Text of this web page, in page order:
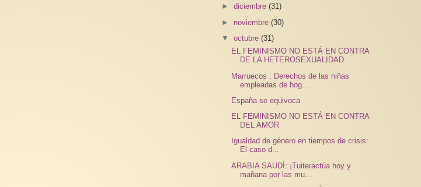
►diciembre(31)
► noviembre(30)
▼octubre(31)
EL FEMINISMO NO ESTÁ EN CONTRA
DE LA HETEROSEXUALIDAD
Marruecos : Derechos de las niñas
empleadas de hog...
España se equivoca
EL FEMINISMO NO ESTÁ EN CONTRA
DEL AMOR
Igualdad de género en tiempos de crisis:
El caso d...
ARABIA SAUDÍ: ¡Tuiteractúa hoy y
mañana por las mu...